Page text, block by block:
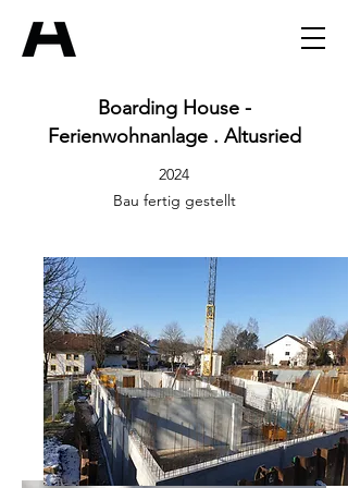
Boarding House -
Ferienwohnanlage . Altusried
2024
Bau fertig gestellt